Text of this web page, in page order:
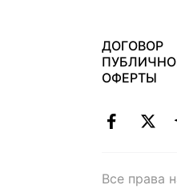
ДОГОВОР
ОФЕРТЫ
Все права